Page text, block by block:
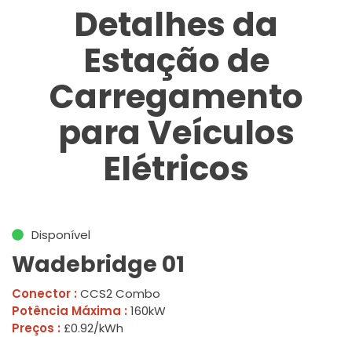
Detalhes da
Estação de
Carregamento
para Veículos
Elétricos
Disponível
Wadebridge 01
Conector : CCS2 Combo
Potência Máxima : 160kW
Preços : £0.92/kWh